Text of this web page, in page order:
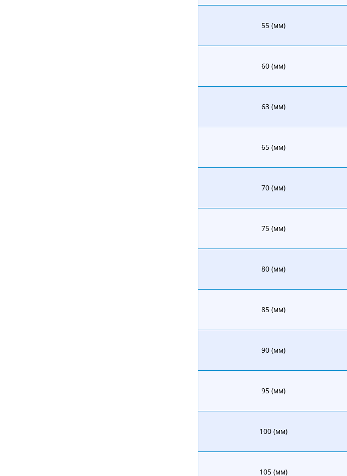
55 (мм)
60 (мм)
63 (мм)
65 (мм)
70 (мм)
75 (мм)
80 (мм)
85 (мм)
90 (мм)
95 (мм)
100 (мм)
105 (мм)